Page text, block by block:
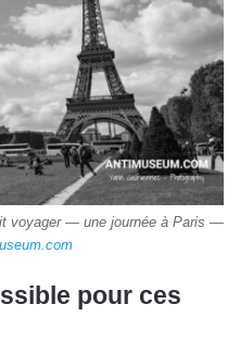
voyager — une journée à Paris —
pour ces